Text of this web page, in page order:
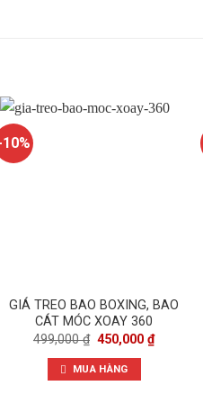
10%
GIÁ TREO BAO BOXING, BAO
CÁT MÓC XOAY 360
499,000₫ Giá
là:
499,000 ₫.
450,000₫Giá
hiện
MUA HÀNG